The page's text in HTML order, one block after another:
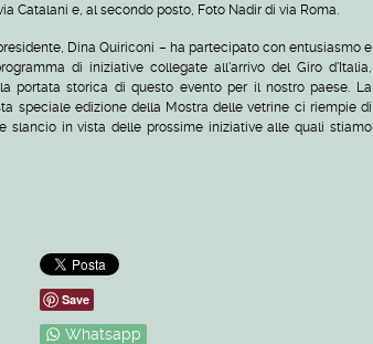
Catalani e, al secondo posto, Foto Nadir di via Roma.
Dina Quiriconi – ha partecipato con entusiasmo e
di iniziative collegate all'arrivo del Giro d'Italia,
portata storica di questo evento per il nostro paese. La
speciale edizione della Mostra delle vetrine ci riempie di
slancio in vista delle prossime iniziative alle quali stiamo
Save
Whatsapp